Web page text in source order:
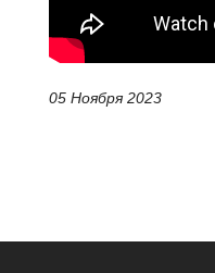
05 Ноября 2023